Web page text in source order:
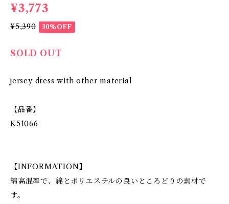
¥3,773
¥5,390 30%OFF
SOLD OUT
jersey dress with other material
【品番】
K51066
【INFORMATION】
綿高混率で、綿とポリエステルの良いところどりの素材で
す。